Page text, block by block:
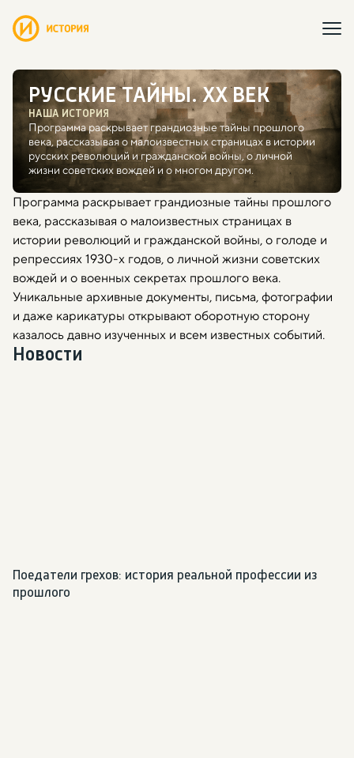
РУССКИЕ ТАЙНЫ. ХХ ВЕК
НАША ИСТОРИЯ
Программа раскрывает грандиозные тайны прошлого
века, рассказывая о малоизвестных страницах в истории
русских революций и гражданской войны, о личной
жизни советских вождей и о многом другом.
Программа раскрывает грандиозные тайны прошлого
века, рассказывая о малоизвестных страницах в
истории революций и гражданской войны, о голоде и
репрессиях 1930-х годов, о личной жизни советских
вождей и о военных секретах прошлого века.
Уникальные архивные документы, письма, фотографии
и даже карикатуры открывают оборотную сторону
казалось давно изученных и всем известных событий.
Новости
Поедатели грехов: история реальной профессии из
прошлого